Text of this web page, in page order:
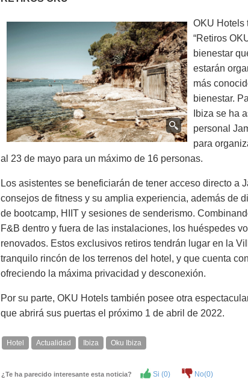
OKU Hotels
“Retiros
bienestar
estarán
más
bienestar.
Ibiza se ha
personal
para
al 23 de mayo para un máximo de 16 personas.
Los asistentes se beneficiarán de tener acceso directo a
consejos de fitness y su amplia experiencia, además de
de bootcamp, HIIT y sesiones de senderismo.
F&B dentro y fuera de las instalaciones, los huéspedes
renovados. Estos exclusivos retiros tendrán lugar en la
tranquilo rincón de los terrenos del hotel, y que cuenta
ofreciendo la máxima privacidad y desconexión.
Por su parte, OKU Hotels también posee otra
que abrirá sus puertas el próximo 1 de abril de 2022.
Hotel Actualidad Ibiza Oku Ibiza
¿Te ha parecido interesante esta noticia? Si (0) No(0)